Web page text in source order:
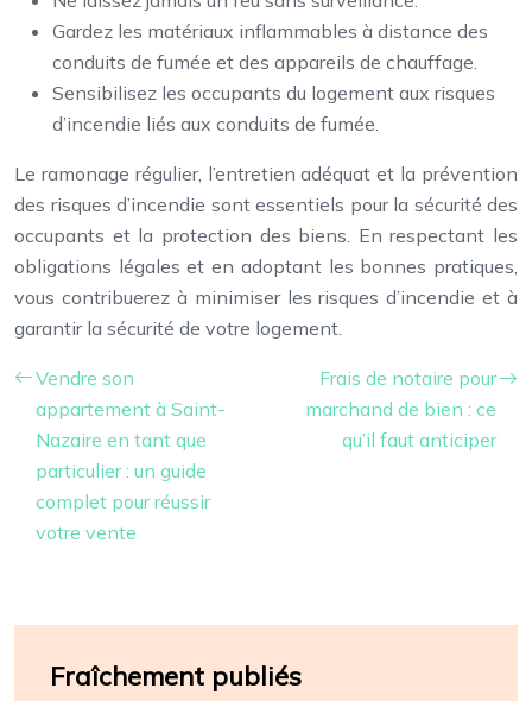
Gardez les matériaux inflammables à distance des
conduits de fumée et des appareils de chauffage.
Sensibilisez les occupants du logement aux risques
d’incendie liés aux conduits de fumée.
Le ramonage régulier, l’entretien adéquat et la prévention
des risques d’incendie sont essentiels pour la sécurité des
occupants et la protection des biens. En respectant les
obligations légales et en adoptant les bonnes pratiques,
vous contribuerez à minimiser les risques d’incendie et à
garantir la sécurité de votre logement.
Vendre son
appartement à Saint-
Nazaire en tant que
particulier : un guide
complet pour réussir
votre vente
Frais de notaire pour
marchand de bien : ce
qu’il faut anticiper
Fraîchement publiés